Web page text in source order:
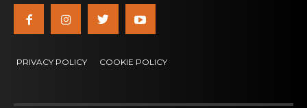
PRIVACY POLICY COOKIE POLICY